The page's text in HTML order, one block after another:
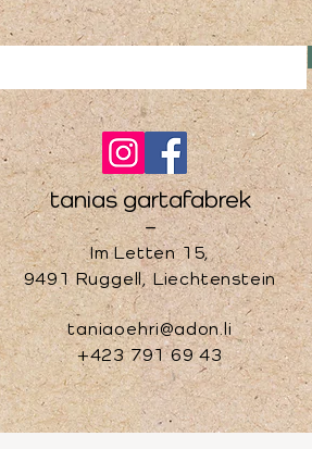
tanias gartafabrek
–
Im Letten 15,
9491 Ruggell, Liechtenstein
taniaoehri@adon.li
+423 791 69 43